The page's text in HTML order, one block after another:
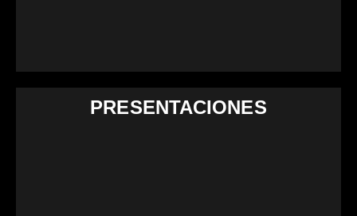
PRESENTACIONES